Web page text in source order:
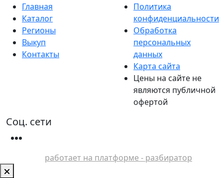
Главная
Каталог
Регионы
Выкуп
Контакты
Политика
конфиденциальности
Обработка
персональных
данных
Карта сайта
Цены на сайте не
являются публичной
офертой
Соц. сети
работает на платформе - разбиратор